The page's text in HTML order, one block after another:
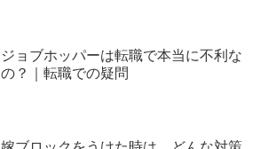
ジョブホッパーは転職で本当に不利な
の？｜転職での疑問